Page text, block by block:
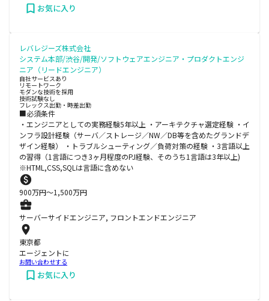
お気に入り
レバレジーズ株式会社
システム本部/渋谷/開発/ソフトウェアエンジニア・プロダクトエンジ
ニア（リードエンジニア）
自社サービスあり
リモートワーク
モダンな技術を採用
技術試験なし
フレックス出勤・時差出勤
■必須条件
・エンジニアとしての実務経験5年以上 ・アーキテクチャ選定経験 ・イ
ンフラ設計経験（サーバ／ストレージ／NW／DB等を含めたグランドデ
ザイン経験） ・トラブルシューティング／負荷対策の経験 ・3言語以上
の習得（1言語につき3ヶ月程度のPJ経験、そのうち1言語は3年以上)
※HTML,CSS,SQLは言語に含めない
900万円〜1,500万円
サーバーサイドエンジニア, フロントエンドエンジニア
東京都
エージェントに
お問い合わせする
お気に入り